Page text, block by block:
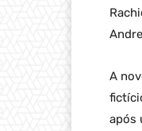
A
após